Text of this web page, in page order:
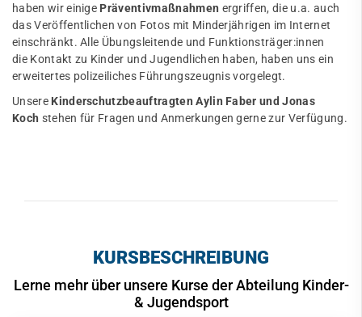
haben wir einige Präventivmaßnahmen ergriffen, die u.a. auch
das Veröffentlichen von Fotos mit Minderjährigen im Internet
einschränkt. Alle Übungsleitende und Funktionsträger:innen
die Kontakt zu Kinder und Jugendlichen haben, haben uns ein
erweitertes polizeiliches Führungszeugnis vorgelegt.
Unsere Kinderschutzbeauftragten Aylin Faber und Jonas
Koch stehen für Fragen und Anmerkungen gerne zur Verfügung.
KURSBESCHREIBUNG
Lerne mehr über unsere Kurse der Abteilung Kinder-
& Jugendsport